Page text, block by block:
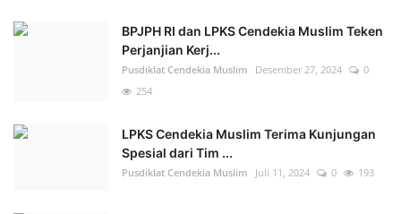
BPJPH RI dan LPKS Cendekia Muslim Teken
Perjanjian Kerj...
Pusdiklat Cendekia Muslim Desember 27, 2024
0
254
LPKS Cendekia Muslim Terima Kunjungan
Spesial dari Tim ...
Pusdiklat Cendekia Muslim Juli 11, 2024 0 193